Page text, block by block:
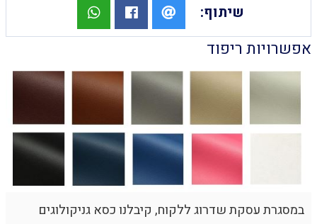
במסגרת עסקת שדרוג ללקוח, קיבלנו כסא גניקולוגים
שיתוף:
אפשרויות ריפוד